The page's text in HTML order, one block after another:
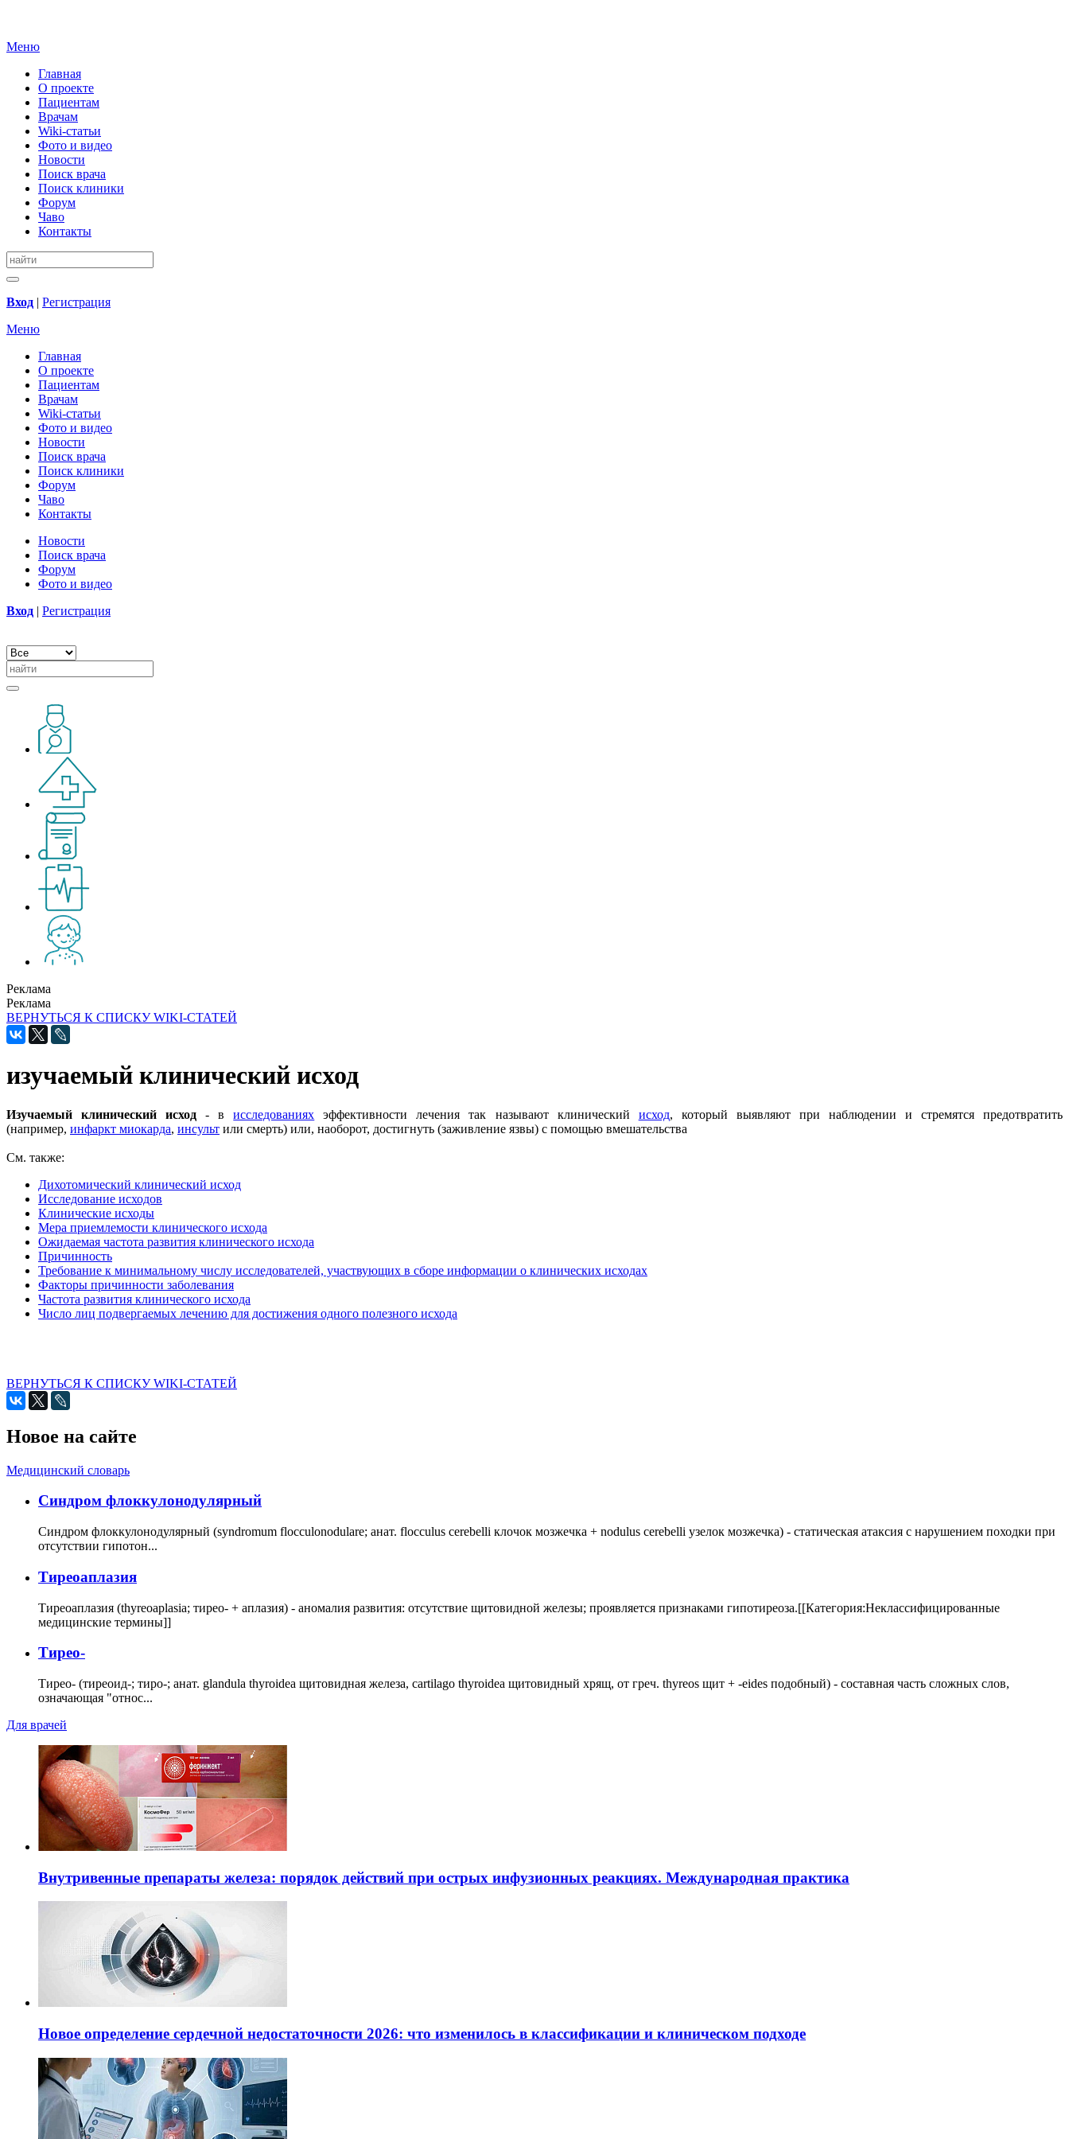
Меню
Главная
О проекте
Пациентам
Врачам
Wiki-статьи
Фото и видео
Новости
Поиск врача
Поиск клиники
Форум
Чаво
Контакты
Вход | Регистрация
Меню
Главная
О проекте
Пациентам
Врачам
Wiki-статьи
Фото и видео
Новости
Поиск врача
Поиск клиники
Форум
Чаво
Контакты
Новости
Поиск врача
Форум
Фото и видео
Вход | Регистрация
Реклама
Реклама
ВЕРНУТЬСЯ К СПИСКУ WIKI-СТАТЕЙ
изучаемый клинический исход
Изучаемый клинический исход - висследованиях эффективности лечения так называют клинический исход, который выявляют при наблюдении и стремятся предотвратить
(например, инфаркт миокарда, инсульт или смерть) или, наоборот, достигнуть (заживление язвы) с помощью вмешательства
См. также:
Дихотомический клинический исход
Исследование исходов
Клинические исходы
Мера приемлемости клинического исхода
Ожидаемая частота развития клинического исхода
Причинность
Требование к минимальному числу исследователей, участвующих в сборе информации о клинических исходах
Факторы причинности заболевания
Частота развития клинического исхода
Число лиц подвергаемых лечению для достижения одного полезного исхода
ВЕРНУТЬСЯ К СПИСКУ WIKI-СТАТЕЙ
Новое на сайте
Медицинский словарь
Cиндром флоккулонодулярный
Синдром флоккулонодулярный (syndromum flocculonodulare; анат. flocculus cerebelli клочок мозжечка + nodulus cerebelli узелок мозжечка) - статическая атаксия с нарушением походки при
отсутствии гипотон...
Тиреоаплазия
Тиреоаплазия (thyreoaplasia; тирео- + аплазия) - аномалия развития: отсутствие щитовидной железы; проявляется признаками гипотиреоза.[[Категория:Неклассифицированные
медицинские термины]]
Тирео-
Тирео- (тиреоид-; тиро-; анат. glandula thyroidea щитовидная железа, cartilago thyroidea щитовидный хрящ, от греч. thyreos щит + -eides подобный) - составная часть сложных слов,
означающая "относ...
Для врачей
Внутривенные препараты железа: порядок действий при острых инфузионных реакциях. Международная практика
Новое определение сердечной недостаточности 2026: что изменилось в классификации и клиническом подходе